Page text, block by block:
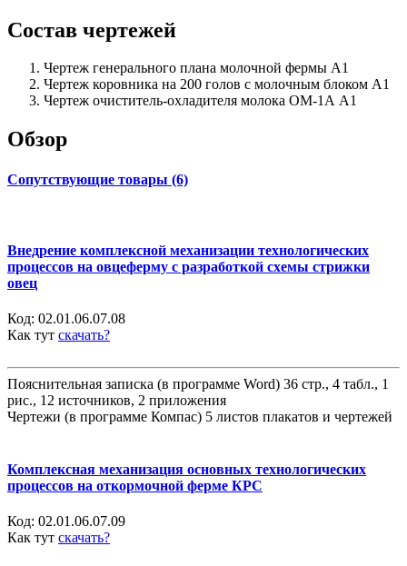
Состав чертежей
Чертеж генерального плана молочной фермы А1
Чертеж коровника на 200 голов с молочным блоком А1
Чертеж очиститель-охладителя молока ОМ-1А А1
Обзор
Сопутствующие товары (6)
Внедрение комплексной механизации технологических
процессов на овцеферму с разработкой схемы стрижки
овец
Код: 02.01.06.07.08
Как тут скачать?
Пояснительная записка (в программе Word) 36 стр., 4 табл., 1
рис., 12 источников, 2 приложения
Чертежи (в программе Компас) 5 листов плакатов и чертежей
Комплексная механизация основных технологических
процессов на откормочной ферме КРС
Код: 02.01.06.07.09
Как тут скачать?